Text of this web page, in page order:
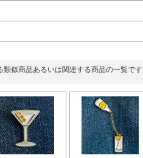
類似商品あるいは関連する商品の一覧です